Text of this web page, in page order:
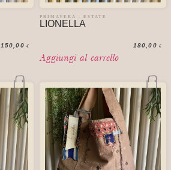
150,00 €
PRIMAVERA - ESTATE
LIONELLA
180,00 €
Aggiungi al carrello